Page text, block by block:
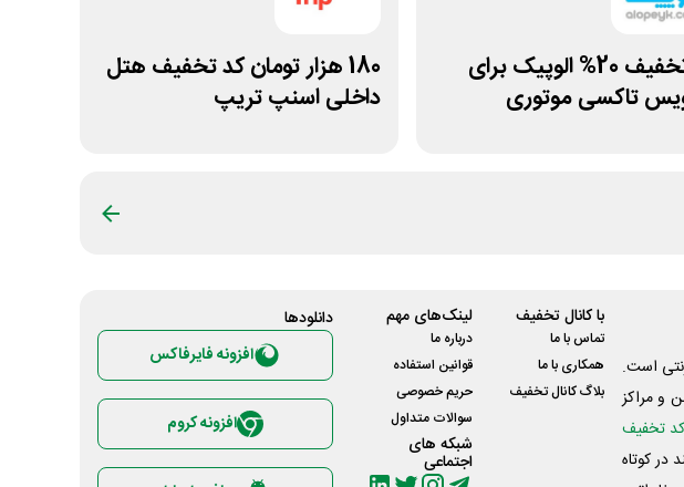
کد تخفیف 20% الوپیک برای
تاکسی موتوری
180 هزار تومان کد تخفیف هتل
داخلی اسنپ تریپ
است.
و مراکز
کد تخفیف
در کوتاه
با کانال تخفیف
تماس با ما
همکاری با ما
بلاگ کانال تخفیف
لینک‌های مهم
درباره ما
قوانین استفاده
حریم خصوصی
سوالات متداول
شبکه های
اجتماعی
دانلود‌ها
افزونه فایرفاکس
افزونه کروم